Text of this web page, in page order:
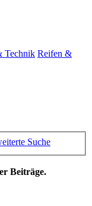
Technik Reifen &
Suche
Beiträge.